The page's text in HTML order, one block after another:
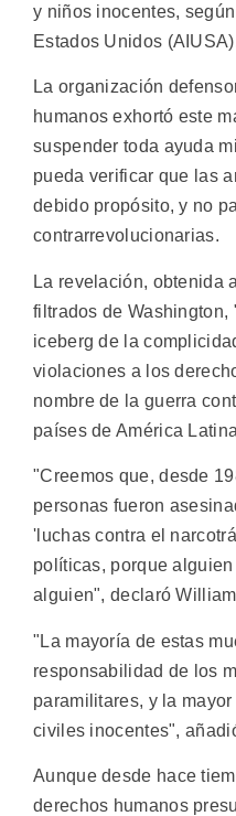
y niños inocentes,
Estados Unidos
La organización
humanos exhortó este
suspender toda ayuda
pueda verificar que las
debido propósito, y no
contrarrevolucionarias.
La revelación, obtenida
filtrados de Washington,
iceberg de la
violaciones a los
nombre de la guerra
países de América
"Creemos que, desde
personas fueron
'luchas contra el
políticas, porque
alguien", declaró
"La mayoría de estas
responsabilidad de los
paramilitares, y la
civiles inocentes",
Aunque desde hace
derechos humanos